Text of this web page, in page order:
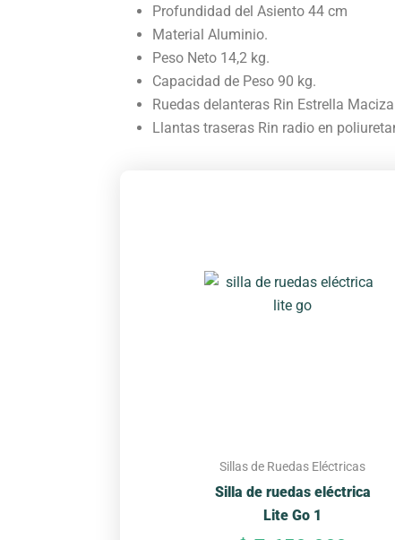
Profundidad del Asiento 44 cm
Material Aluminio.
Peso Neto 14,2 kg.
Capacidad de Peso 90 kg.
Ruedas delanteras Rin Estrella
Llantas traseras Rin radio en
Sillas de Ruedas Eléctricas
Silla de ruedas eléctrica
Lite Go 1